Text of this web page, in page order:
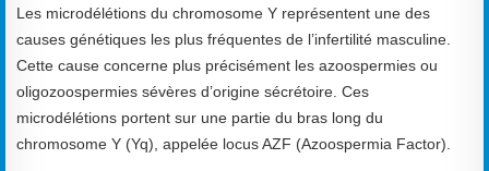
Les microdélétions du chromosome Y représentent une des
causes génétiques les plus fréquentes de l’infertilité masculine.
Cette cause concerne plus précisément les azoospermies ou
oligozoospermies sévères d’origine sécrétoire. Ces
microdélétions portent sur une partie du bras long du
chromosome Y (Yq), appelée locus AZF (Azoospermia Factor).